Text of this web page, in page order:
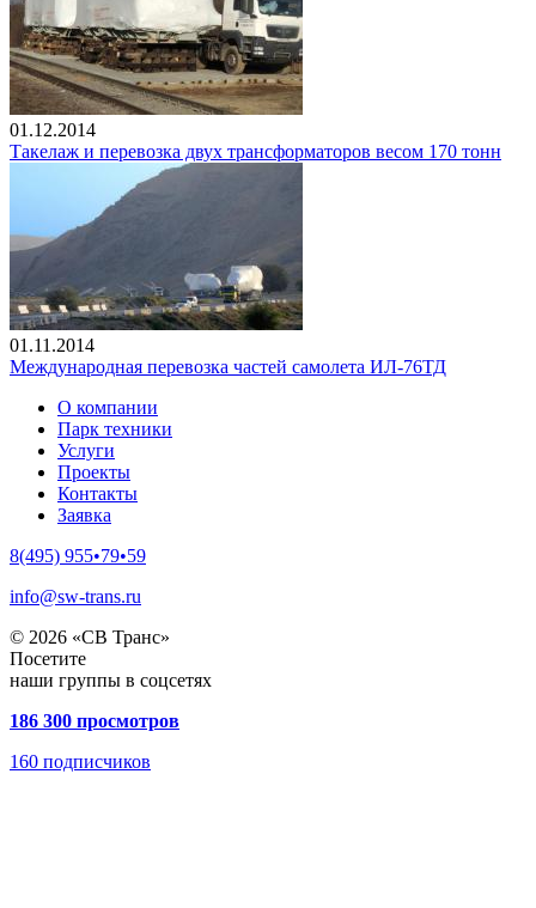
01.12.2014
Такелаж и перевозка двух трансформаторов весом 170 тонн
01.11.2014
Международная перевозка частей самолета ИЛ-76ТД
О компании
Парк техники
Услуги
Проекты
Контакты
Заявка
8(495) 955•79•59
info@sw-trans.ru
© 2026 «СВ Транс»
Посетите
наши группы в соцсетях
186 300 просмотров
160 подписчиков